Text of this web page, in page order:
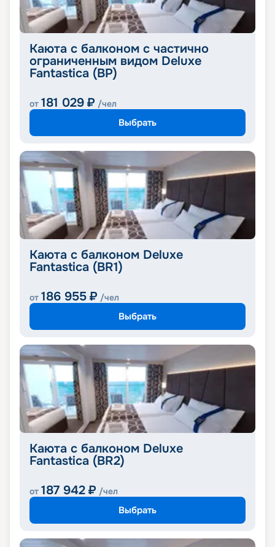
Каюта с балконом с частично
ограниченным видом Deluxe
Fantastica (BP)
от 181 029 ₽ /чел
Выбрать
Каюта с балконом Deluxe
Fantastica (BR1)
от 186 955 ₽ /чел
Выбрать
Каюта с балконом Deluxe
Fantastica (BR2)
от 187 942 ₽ /чел
Выбрать